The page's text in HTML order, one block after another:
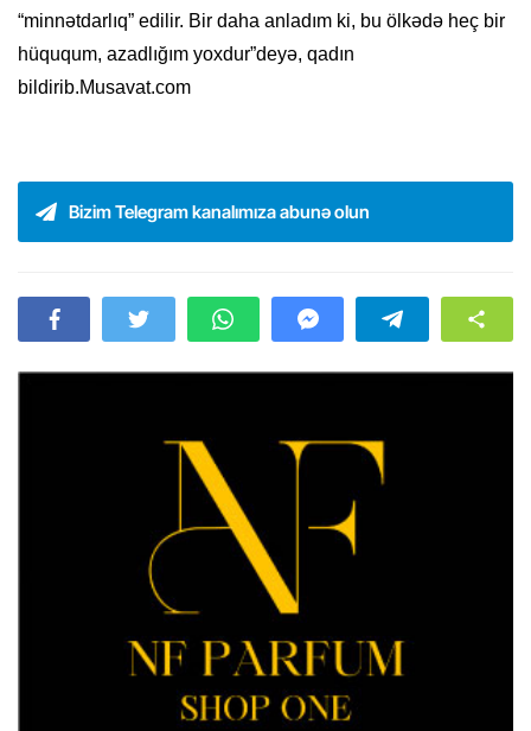
“minnətdarlıq” edilir. Bir daha anladım ki, bu ölkədə heç bir
hüququm, azadlığım yoxdur”deyə, qadın
bildirib.Musavat.com
Bizim Telegram kanalımıza abunə olun